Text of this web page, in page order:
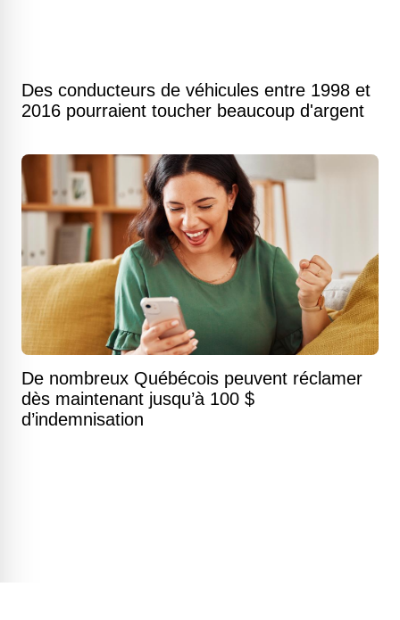
Des conducteurs de véhicules entre 1998 et
2016 pourraient toucher beaucoup d'argent
De nombreux Québécois peuvent réclamer
dès maintenant jusqu’à 100 $
d’indemnisation